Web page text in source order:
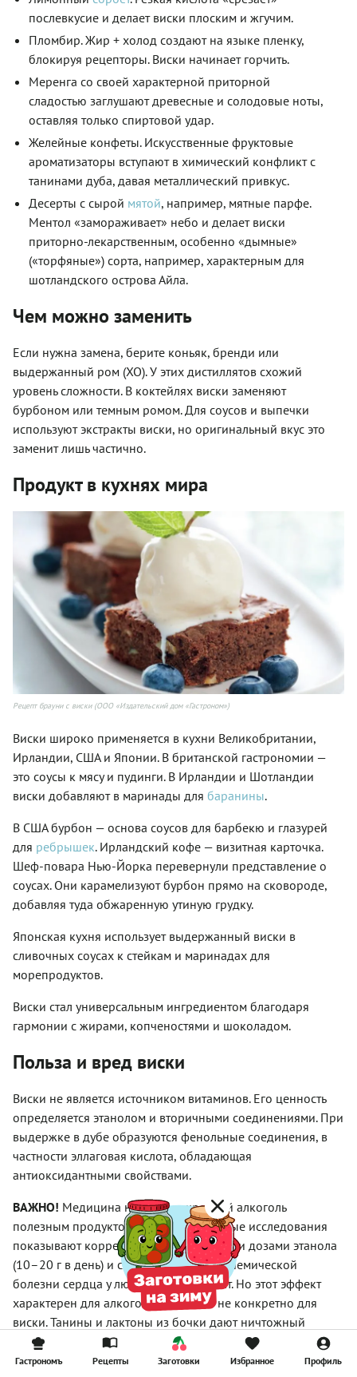
послевкусие и делает виски плоским и жгучим.
Пломбир. Жир + холод создают на языке пленку,
блокируя рецепторы. Виски начинает горчить.
Меренга со своей характерной приторной
сладостью заглушают древесные и солодовые ноты,
оставляя только спиртовой удар.
Желейные конфеты. Искусственные фруктовые
ароматизаторы вступают в химический конфликт с
танинами дуба, давая металлический привкус.
Десерты с сырой мятой, например, мятные парфе.
Ментол «замораживает» небо и делает виски
приторно-лекарственным, особенно «дымные»
(«торфяные») сорта, например, характерным для
шотландского острова Айла.
Чем можно заменить
Если нужна замена, берите коньяк, бренди или
выдержанный ром (XO). У этих дистиллятов схожий
уровень сложности. В коктейлях виски заменяют
бурбоном или темным ромом. Для соусов и выпечки
используют экстракты виски, но оригинальный вкус это
заменит лишь частично.
Продукт в кухнях мира
Рецепт брауни с виски (ООО «Издательский дом «Гастроном»)
Виски широко применяется в кухни Великобритании,
Ирландии, США и Японии. В британской гастрономии —
это соусы к мясу и пудинги. В Ирландии и Шотландии
виски добавляют в маринады для баранины.
В США бурбон — основа соусов для барбекю и глазурей
для ребрышек. Ирландский кофе — визитная карточка.
Шеф-повара Нью-Йорка перевернули представление о
соусах. Они карамелизуют бурбон прямо на сковороде,
добавляя туда обжаренную утиную грудку.
Японская кухня использует выдержанный виски в
сливочных соусах к стейкам и маринадах для
морепродуктов.
Виски стал универсальным ингредиентом благодаря
гармонии с жирами, копченостями и шоколадом.
Польза и вред виски
Виски не является источником витаминов. Его ценность
определяется этанолом и вторичными соединениями. При
выдержке в дубе образуются фенольные соединения, в
частности эллаговая кислота, обладающая
антиоксидантными свойствами.
ВАЖНО! Медицина не считает крепкий алкоголь
полезным продуктом. Однако некоторые исследования
показывают корреляцию между низкими дозами этанола
(10–20 г в день) и снижением риска ишемической
болезни сердца у людей старше 40 лет. Но этот эффект
характерен для алкоголя в целом, а не конкретно для
виски. Танины и лактоны из бочки дают ничтожный
антиоксидантный эффект по сравнению с фруктами или
чаем.
Гастрономъ Рецепты Заготовки Избранное Профиль